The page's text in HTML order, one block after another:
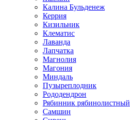
Калина Бульденеж
Керрия
Кизильник
Клематис
Лаванда
Лапчатка
Магнолия
Магония
Миндаль
Пузыреплодник
Рододендрон
Рябинник рябинолистный
Самшин